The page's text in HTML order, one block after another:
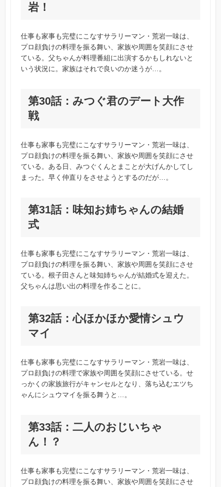
岩！
仕事も家事も完璧にこなすサラリーマン・荒岩一味は、
プロ顔負けの料理を振る舞い、家族や周囲を笑顔にさせ
ている。父ちゃんが料理番組に出演するかもしれないと
いう状況に。家族はそれで良いのか迷うが…。
第30話：みつぐ君のデート大作
戦
仕事も家事も完璧にこなすサラリーマン・荒岩一味は、
プロ顔負けの料理を振る舞い、家族や周囲を笑顔にさせ
ている。ある日、みつぐくんとまことが大げんかしてし
まった。早く仲直りをさせようとするのだが…。
第31話：味知お姉ちゃんの結婚
式
仕事も家事も完璧にこなすサラリーマン・荒岩一味は、
プロ顔負けの料理を振る舞い、家族や周囲を笑顔にさせ
ている。根子田さんと味知姉ちゃんが結婚式を迎えた。
父ちゃんは思い出の料理を作ることに。
第32話：心ほかほか愛情シュウ
マイ
仕事も家事も完璧にこなすサラリーマン・荒岩一味は、
プロ顔負けの料理で家族や周囲を笑顔にさせている。せ
っかくの家族旅行がキャンセルとなり、落ち込むエツち
ゃんにシュウマイを振る舞うと…。
第33話：二人のおじいちゃ
ん！？
仕事も家事も完璧にこなすサラリーマン・荒岩一味は、
プロ顔負けの料理を振る舞い、家族や周囲を笑顔にさせ